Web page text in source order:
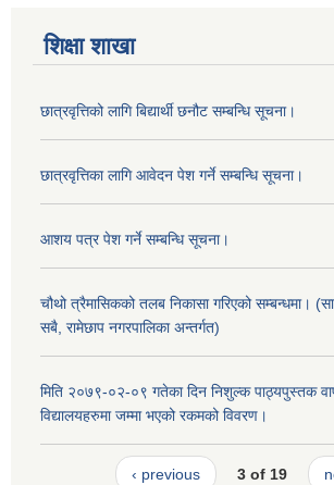
शिक्षा शाखा
छात्रवृत्तिको लागि बिद्यार्थी छनौट सम्बन्धि सूचना।
छात्रवृत्तिका लागि आवेदन पेश गर्ने सम्बन्धि सूचना।
आशय पत्र पेश गर्ने सम्बन्धि सूचना।
चौथो त्रैमासिकको तलब निकासा गरिएको सम्बन्धमा।
सबै, रामेछाप नगरपालिका अन्तर्गत)
मिति २०७९-०२-०९ गतेका दिन निशुल्क पाठ्यपुस्तक
विद्यालयहरुमा जम्मा भएको रकमको विवरण।
‹ previous 3 of 19